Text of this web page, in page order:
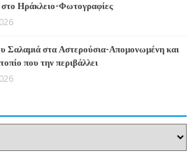
στο Ηράκλειο-Φωτογραφίες
Σαλαμιά στα Αστερούσια-Απομονωμένη και
που την περιβάλλει